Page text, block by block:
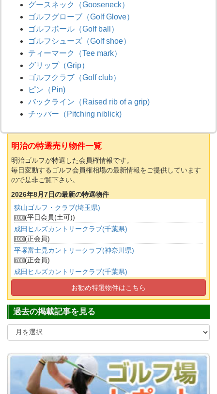
グースネック（Gooseneck）
ゴルフグローブ（Golf Glove）
ゴルフボール（Golf ball）
ゴルフシューズ（Golf shoe）
ティーマーク（Tee mark）
グリップ（Grip）
ゴルフクラブ（Golf club）
ピン（Pin)
バックライン（Raised rib of a grip)
チッパー（Pitching niblick)
明治の特選売り物件一覧
明治ゴルフが特選した会員権情報です。
毎日変動するゴルフ会員権相場の最新情報をご提供しています
ので是非ご覧下さい。
2026年8月7日の最新の特選物件
狭山ゴルフ・クラブ(埼玉県)
100 (平日会員(土可))
成田ヒルズカントリークラブ(千葉県)
100 (正会員)
平塚富士見カントリークラブ(神奈川県)
700 (正会員)
成田ヒルズカントリークラブ(千葉県)
(婦人正会員)
高坂カントリークラブ(埼玉県)
お勧め特選物件はこちら
過去の掲載記事を見る